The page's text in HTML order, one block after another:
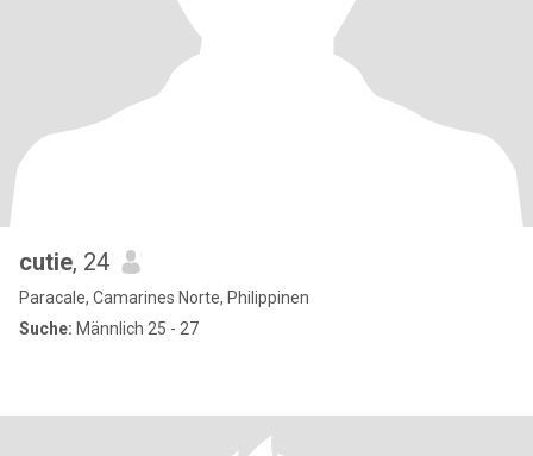
cutie, 24
Paracale, Camarines Norte, Philippinen
Suche: Männlich 25 - 27